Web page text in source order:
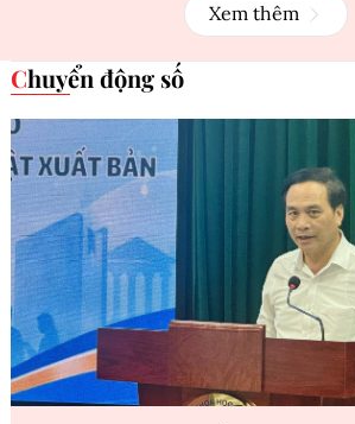
Xem thêm
Chuyển động số